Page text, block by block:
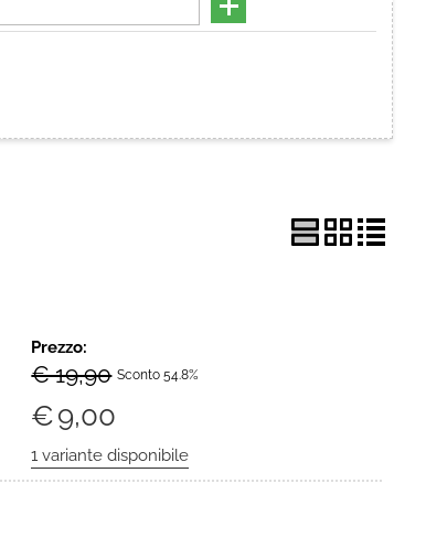
Prezzo:
€ 19,90 Sconto 54.8%
€9,00